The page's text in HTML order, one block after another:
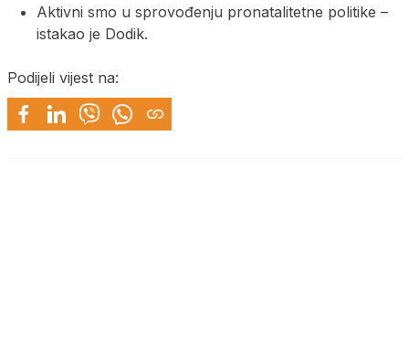
Aktivni smo u sprovođenju pronatalitetne politike –
istakao je Dodik.
Podijeli vijest na: